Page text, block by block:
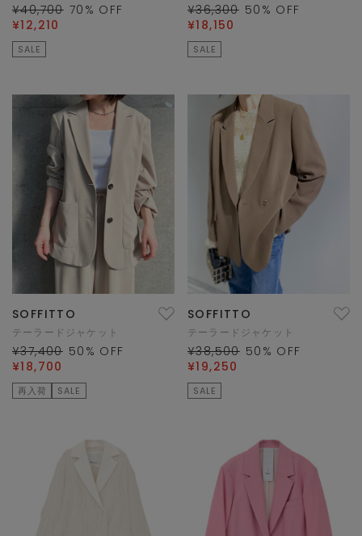
¥40,700 70 % OFF
¥12,210
SALE
¥36,300 50 % OFF
¥18,150
SALE
SOFFITTO
テーラードジャケット
¥37,400 50 % OFF
¥18,700
再入荷 SALE
SOFFITTO
テーラードジャケット
¥38,500 50 % OFF
¥19,250
SALE